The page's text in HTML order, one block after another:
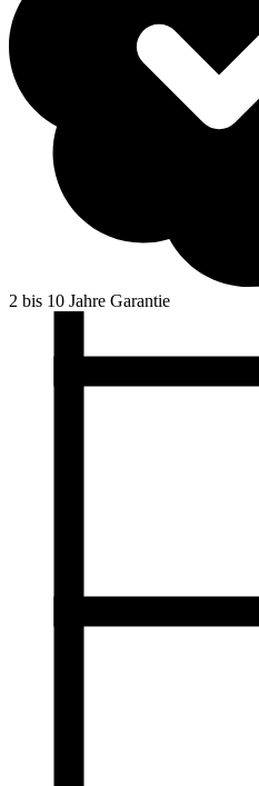
2 bis 10 Jahre Garantie